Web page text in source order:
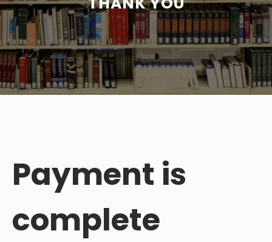
Payment is
complete